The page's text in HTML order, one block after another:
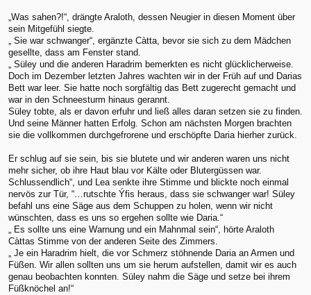
„Was sahen?!“, drängte Araloth, dessen Neugier in diesen Moment über
sein Mitgefühl siegte.
„ Sie war schwanger“, ergänzte Càtta, bevor sie sich zu dem Mädchen
gesellte, dass am Fenster stand.
„ Süley und die anderen Haradrim bemerkten es nicht glücklicherweise.
Doch im Dezember letzten Jahres wachten wir in der Früh auf und Darias
Bett war leer. Sie hatte noch sorgfältig das Bett zugerecht gemacht und
war in den Schneesturm hinaus gerannt.
Süley tobte, als er davon erfuhr und ließ alles daran setzen sie zu finden.
Und seine Männer hatten Erfolg. Schon am nächsten Morgen brachten
sie die vollkommen durchgefrorene und erschöpfte Daria hierher zurück.
Er schlug auf sie sein, bis sie blutete und wir anderen waren uns nicht
mehr sicher, ob ihre Haut blau vor Kälte oder Blutergüssen war.
Schlussendlich“, und Lea senkte ihre Stimme und blickte noch einmal
nervös zur Tür, “…rutschte Ýfis heraus, dass sie schwanger war! Süley
befahl uns eine Säge aus dem Schuppen zu holen, wenn wir nicht
wünschten, dass es uns so ergehen sollte wie Daria.“
„ Es sollte uns eine Warnung und ein Mahnmal sein“, hörte Araloth
Càttas Stimme von der anderen Seite des Zimmers.
„ Je ein Haradrim hielt, die vor Schmerz stöhnende Daria an Armen und
Füßen. Wir allen sollten uns um sie herum aufstellen, damit wir es auch
genau beobachten konnten. Süley nahm die Säge und setze bei ihrem
Füßknöchel an!“